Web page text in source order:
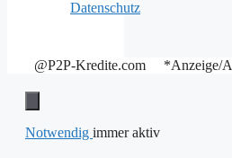
Datenschutz
@P2P-Kredite.com *Anzeige/
Notwendig immer aktiv